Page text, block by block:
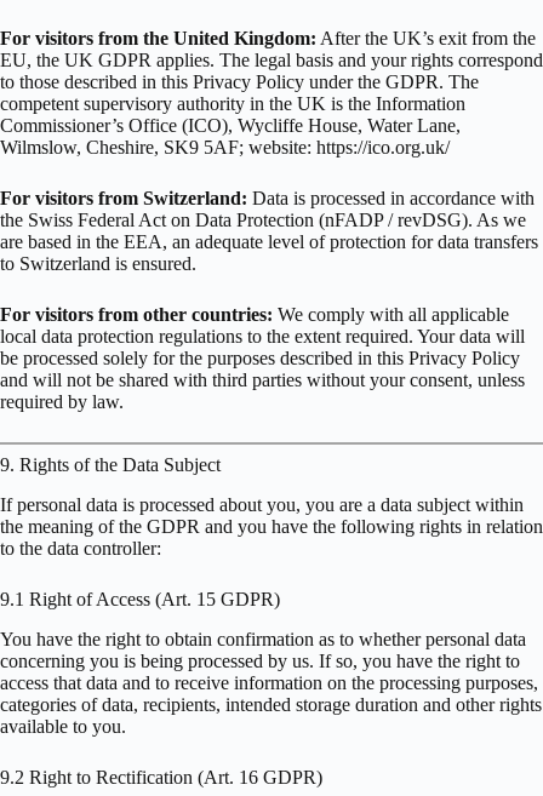
For visitors from the United Kingdom: After the UK’s exit from the
EU, the UK GDPR applies. The legal basis and your rights correspond
to those described in this Privacy Policy under the GDPR. The
competent supervisory authority in the UK is the Information
Commissioner’s Office (ICO), Wycliffe House, Water Lane,
Wilmslow, Cheshire, SK9 5AF; website: https://ico.org.uk/
For visitors from Switzerland: Data is processed in accordance with
the Swiss Federal Act on Data Protection (nFADP / revDSG). As we
are based in the EEA, an adequate level of protection for data transfers
to Switzerland is ensured.
For visitors from other countries: We comply with all applicable
local data protection regulations to the extent required. Your data will
be processed solely for the purposes described in this Privacy Policy
and will not be shared with third parties without your consent, unless
required by law.
9. Rights of the Data Subject
If personal data is processed about you, you are a data subject within
the meaning of the GDPR and you have the following rights in relation
to the data controller:
9.1 Right of Access (Art. 15 GDPR)
You have the right to obtain confirmation as to whether personal data
concerning you is being processed by us. If so, you have the right to
access that data and to receive information on the processing purposes,
categories of data, recipients, intended storage duration and other rights
available to you.
9.2 Right to Rectification (Art. 16 GDPR)